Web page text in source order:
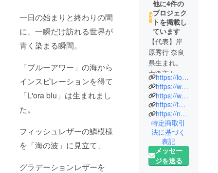
一日の始まりと終わりの間
に、一瞬だけ訪れる世界が
青く染まる瞬間。
「ブルーアワー」の海から
インスピレーションを得て
「L'ora blu」は生まれまし
た。
フィッシュレザーの鱗模様
を「海の波」に見立て、
グラデーションレザーを
他に4件の
プロジェク
トを掲載し
ています
【代表】岸
原秀行 奈良
県生まれ。
大阪市在
住。同志社
大学卒。大
日本印刷・
ロームで営
業を行った
後、家業の
婦人靴メー
カーの子会
https://lorablu.jp/
https://www.instagram.com/lorablu.jp/
https://www.facebook.com/lorablu.jp
https://twitter.com/Lorablu_jp
https://note.com/lorablu/
特定商取引
法に基づく
表記
メッセー
ジを送る